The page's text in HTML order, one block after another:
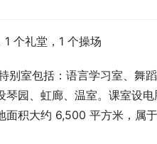
个礼堂，1 个操场
别室包括：语言学习室、舞
琴园、虹廊、温室。课室设
面积大约 6,500 平方米，属